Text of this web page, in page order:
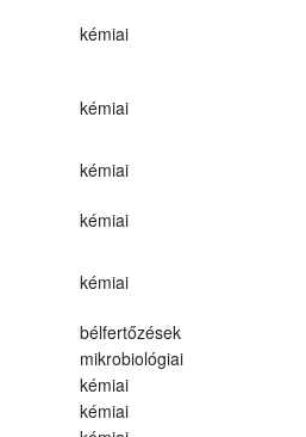
kémiai
kémiai
kémiai
kémiai
kémiai
bélfertőzések
mikrobiológiai
kémiai
kémiai